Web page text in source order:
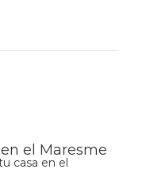
el Maresme
casa en el